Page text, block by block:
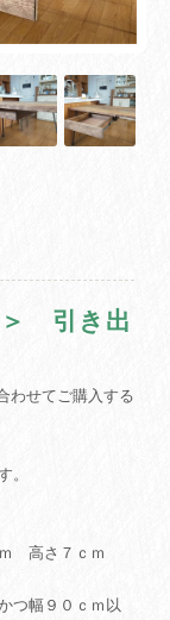
＞ 引き出
わせてご購入する
。
高さ７ｃｍ
つ幅９０ｃｍ以